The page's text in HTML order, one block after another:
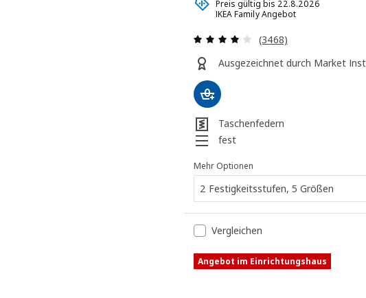
Preis gültig bis 22.8.2026
IKEA Family Angebot
Überprüfung: 4 aus
(3468)
Ausgezeichnet durch Market
Taschenfedern
fest
Mehr Optionen
2 Festigkeitsstufen, 5 Größen
Vergleichen
Angebot im Einrichtungshaus